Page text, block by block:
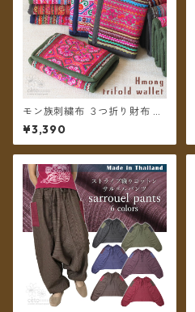
モン族刺繍布 ３つ折り財布 ＊
メール便送料無料＊
¥3,390